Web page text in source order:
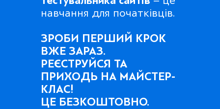
навчання для початківців.
ЗРОБИ ПЕРШИЙ КРОК
ВЖЕ ЗАРАЗ.
РЕЄСТРУЙСЯ ТА
ПРИХОДЬ НА МАЙСТЕР-
КЛАС!
ЦЕ БЕЗКОШТОВНО.